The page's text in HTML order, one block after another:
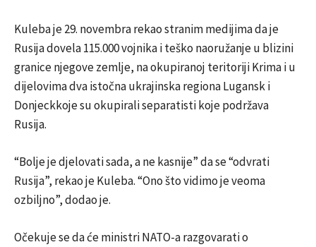
Kuleba je 29. novembra rekao stranim medijima da je
Rusija dovela 115.000 vojnika i teško naoružanje u blizini
granice njegove zemlje, na okupiranoj teritoriji Krima i u
dijelovima dva istočna ukrajinska regiona Lugansk i
Donjeckkoje su okupirali separatisti koje podržava
Rusija.
“Bolje je djelovati sada, a ne kasnije” da se “odvrati
Rusija”, rekao je Kuleba. “Ono što vidimo je veoma
ozbiljno”, dodao je.
Očekuje se da će ministri NATO-a razgovarati o